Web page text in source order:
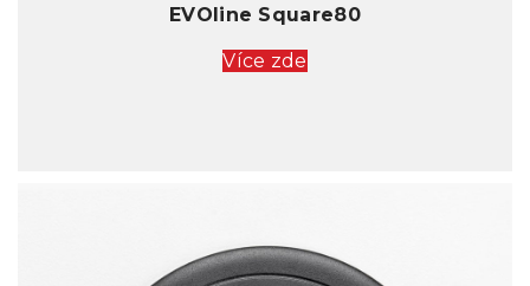
EVOline Square80
Více zde